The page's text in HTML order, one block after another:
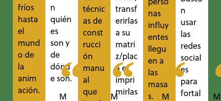
fríos
hasta
el
mund
o de
la
anim
ación.
n
quién
es
son y
de
dónd
e son.
técnic
as de
const
rucci
ón
manu
al
que
transf
erirlas
a su
matri
z/plac
a e
impri
mirlas
nas
influy
entes
llegu
en a
las
masa
s.
n
usar
las
redes
social
es
para
fortal
M
M
M
M